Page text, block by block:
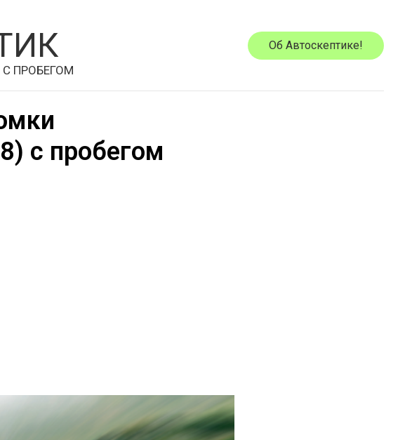
ПРОБЕГОМ
Об Автоскептике!
с пробегом